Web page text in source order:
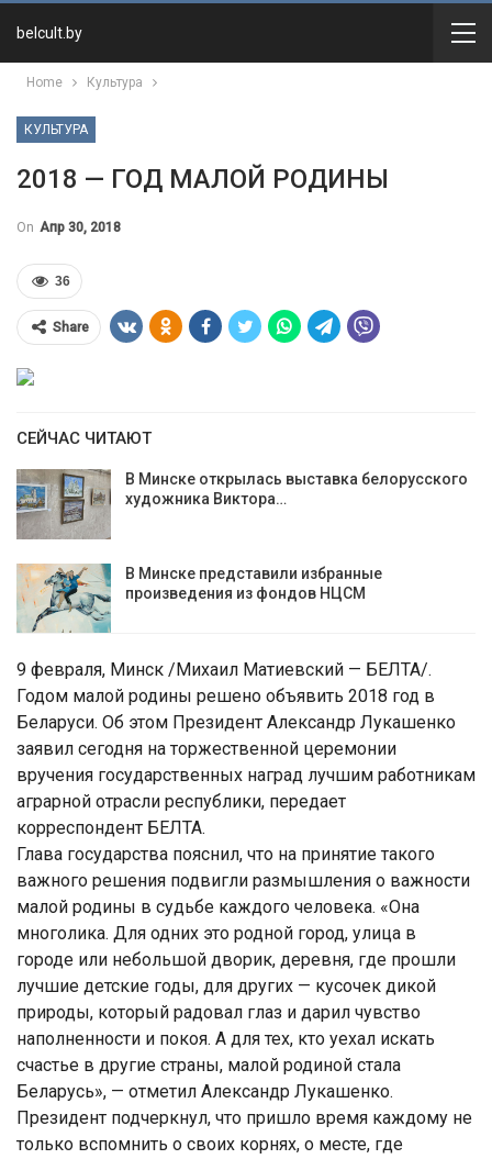
belcult.by
Home Культура
КУЛЬТУРА
2018 — ГОД МАЛОЙ РОДИНЫ
On Апр 30, 2018
36
Share
СЕЙЧАС ЧИТАЮТ
В Минске открылась выставка белорусского
художника Виктора…
В Минске представили избранные
произведения из фондов НЦСМ
9 февраля, Минск /Михаил Матиевский — БЕЛТА/.
Годом малой родины решено объявить 2018 год в
Беларуси. Об этом Президент Александр Лукашенко
заявил сегодня на торжественной церемонии
вручения государственных наград лучшим работникам
аграрной отрасли республики, передает
корреспондент БЕЛТА.
Глава государства пояснил, что на принятие такого
важного решения подвигли размышления о важности
малой родины в судьбе каждого человека. «Она
многолика. Для одних это родной город, улица в
городе или небольшой дворик, деревня, где прошли
лучшие детские годы, для других — кусочек дикой
природы, который радовал глаз и дарил чувство
наполненности и покоя. А для тех, кто уехал искать
счастье в другие страны, малой родиной стала
Беларусь», — отметил Александр Лукашенко.
Президент подчеркнул, что пришло время каждому не
только вспомнить о своих корнях, о месте, где